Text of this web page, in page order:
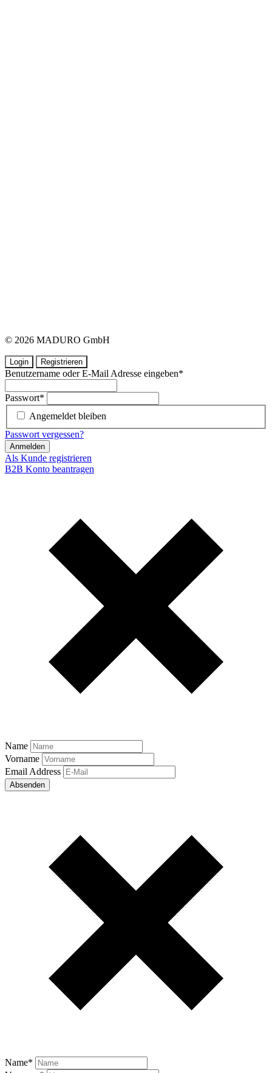
© 2026 MADURO GmbH
Login Registrieren
Benutzername oder E-Mail Adresse eingeben*
Passwort*
Angemeldet bleiben
Passwort vergessen?
Anmelden
Als Kunde registrieren
B2B Konto beantragen
Name
Vorname
Email Address
Name*